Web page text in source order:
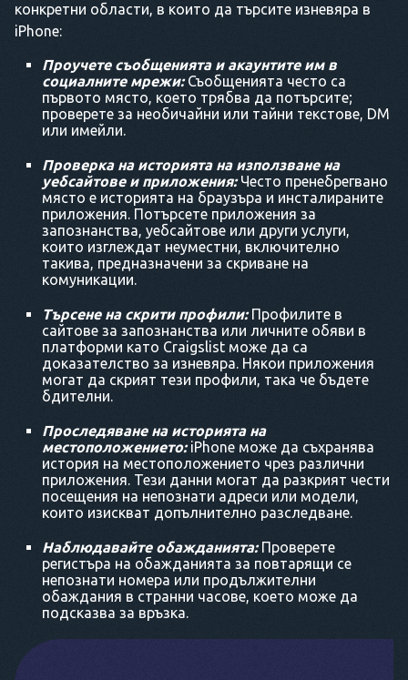
конкретни области, в които да търсите изневяра в
iPhone:
Проучете съобщенията и акаунтите им в
социалните мрежи:Съобщенията често са
първото място, което трябва да потърсите;
проверете за необичайни или тайни текстове, DM
или имейли.
Проверка на историята на използване на
уебсайтове и приложения:Често пренебрегвано
място е историята на браузъра и инсталираните
приложения. Потърсете приложения за
запознанства, уебсайтове или други услуги,
които изглеждат неуместни, включително
такива, предназначени за скриване на
комуникации.
Търсене на скрити профили:Профилите в
сайтове за запознанства или личните обяви в
платформи като Craigslist може да са
доказателство за изневяра. Някои приложения
могат да скрият тези профили, така че бъдете
бдителни.
Проследяване на историята на
местоположението:iPhone може да съхранява
история на местоположението чрез различни
приложения. Тези данни могат да разкрият чести
посещения на непознати адреси или модели,
които изискват допълнително разследване.
Наблюдавайте обажданията:Проверете
регистъра на обажданията за повтарящи се
непознати номера или продължителни
обаждания в странни часове, което може да
подсказва за връзка.